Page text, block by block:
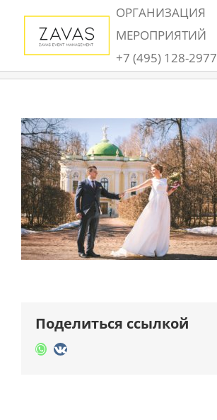
content
ОРГАНИЗАЦИЯ
МЕРОПРИЯТИЙ
+7 (495) 128-2977
Поделиться ссылкой
Whatsapp
Vk